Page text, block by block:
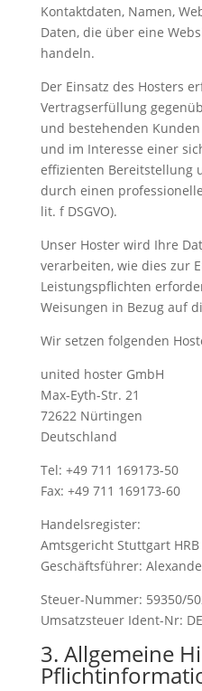
Kontaktdaten, Namen,
Daten, die über eine
handeln.
Der Einsatz des Hosters
Vertragserfüllung
und bestehenden Kunden
und im Interesse einer
effizienten Bereitstellung
durch einen
lit. f DSGVO).
Unser Hoster wird Ihre
verarbeiten, wie dies zur
Leistungspflichten
Weisungen in Bezug auf
Wir setzen folgenden
united hoster GmbH
Max-Eyth-Str. 21
72622 Nürtingen
Deutschland
Tel: +49 711 169173-50
Fax: +49 711 169173-60
Handelsregister:
Amtsgericht Stuttgart HRB
Geschäftsführer:
Steuer-Nummer: 59350/
Umsatzsteuer Ident-Nr:
3. Allgemeine